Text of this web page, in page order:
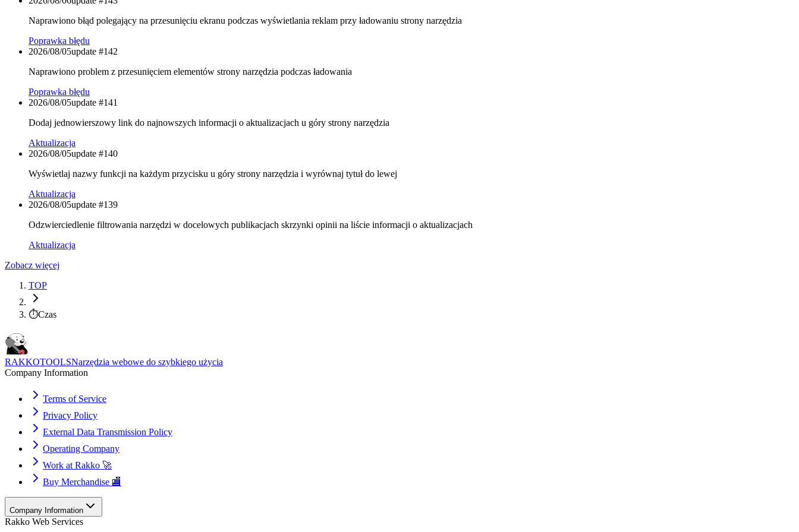
Naprawiono błąd polegający na przesunięciu ekranu podczas wyświetlania reklam przy ładowaniu strony narzędzia
Poprawka błędu
2026/08/05update #142
Naprawiono problem z przesunięciem elementów strony narzędzia podczas ładowania
Poprawka błędu
2026/08/05update #141
Dodaj jednowierszowy link do najnowszych informacji o aktualizacjach u góry strony narzędzia
Aktualizacja
2026/08/05update #140
Wyświetlaj nazwy funkcji na każdym przycisku u góry strony narzędzia i wyrównaj tytuł do lewej
Aktualizacja
2026/08/05update #139
Odzwierciedlenie filtrowania narzędzi w docelowych publikacjach skrzynki opinii na liście informacji o aktualizacjach
Aktualizacja
Zobacz więcej
TOP
⏱️Czas
RAKKOTOOLSNarzędzia webowe do szybkiego użycia
Company Information
Terms of Service
Privacy Policy
External Data Transmission Policy
Operating Company
Work at Rakko 🚀
Buy Merchandise 🏬
Company Information
Rakko Web Services